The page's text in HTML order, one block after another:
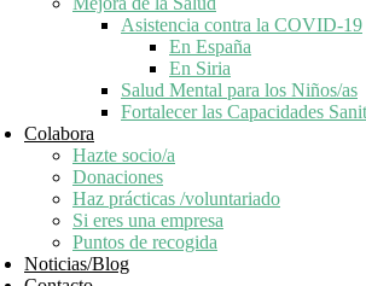
Asistencia contra la COVID-19
En España
En Siria
Salud Mental para los Niños/as
Fortalecer las Capacidades
Colabora
Hazte socio/a
Donaciones
Haz prácticas /voluntariado
Si eres una empresa
Puntos de recogida
Noticias/Blog